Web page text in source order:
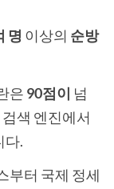
명 이상의 순방
은 90점이 넘
색 엔진에서
다.
부터 국제 정세